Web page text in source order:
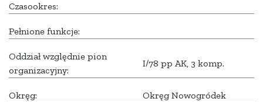
Czasookres:
Pełnione funkcje:
Oddział względnie pion
organizacyjny:
I/78 pp AK, 3 komp.
Okręg: Okręg Nowogródek